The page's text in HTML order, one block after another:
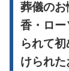
葬儀の
香・ロ
られて
けられ